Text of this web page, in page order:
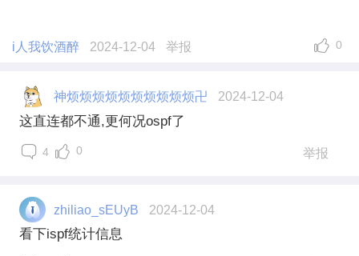
i人我饮酒醉 2024-12-04 举报 0
神烦烦烦烦烦烦烦烦烦烦卍 2024-12-04
这直连都不通,更何况ospf了
4 0 举报
zhiliao_sEUyB 2024-12-04
看下ispf统计信息